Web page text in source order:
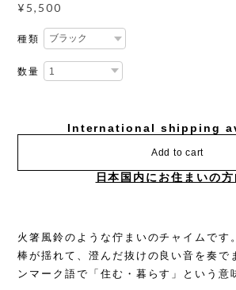
¥5,500
種類
数量
International shipping
Add to cart
日本国内にお住まいの方
火箸風鈴のような佇まいのチャイムです
棒が揺れて、澄んだ抜けの良い音を奏で
ンマーク語で「住む・暮らす」という意